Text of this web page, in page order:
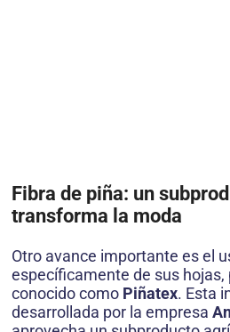
Fibra de piña: un
transforma la moda
Otro avance importante es el
específicamente de sus hojas,
conocido como Piñatex. Esta
desarrollada por la empresa